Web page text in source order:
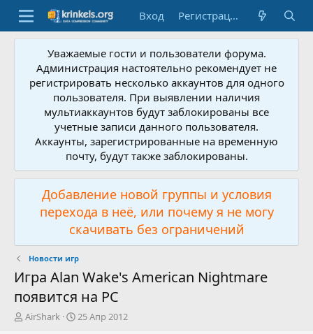
Вход Регистрация
Уважаемые гости и пользователи форума.
Администрация настоятельно рекомендует не
регистрировать несколько аккаунтов для одного
пользователя. При выявлении наличия
мультиаккаунтов будут заблокированы все
учетные записи данного пользователя.
Аккаунты, зарегистрированные на временную
почту, будут также заблокированы.
Добавление новой группы и условия
перехода в неё, или почему я не могу
скачивать без ограничений
Новости игр
Игра Alan Wake's American Nightmare
появится на РС
А
AirShark
Д
25 Апр 2012